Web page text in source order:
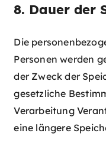
8. Dauer der
Die
Personen werden
der Zweck der
gesetzliche
Verarbeitung
eine längere